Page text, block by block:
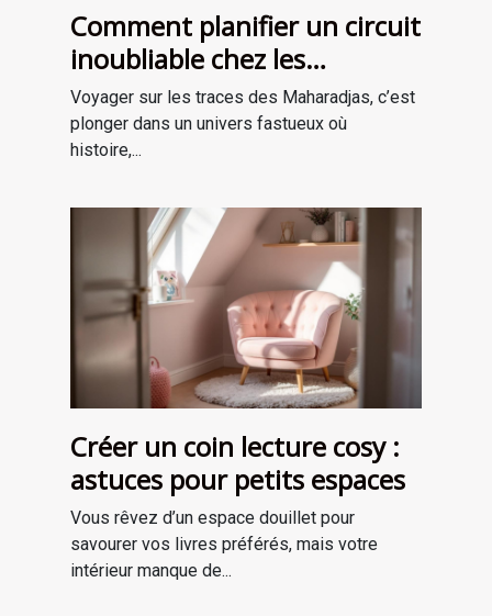
Comment planifier un circuit
inoubliable chez les
Maharadjas ?
Voyager sur les traces des Maharadjas, c’est
plonger dans un univers fastueux où
histoire,...
Créer un coin lecture cosy :
astuces pour petits espaces
Vous rêvez d’un espace douillet pour
savourer vos livres préférés, mais votre
intérieur manque de...